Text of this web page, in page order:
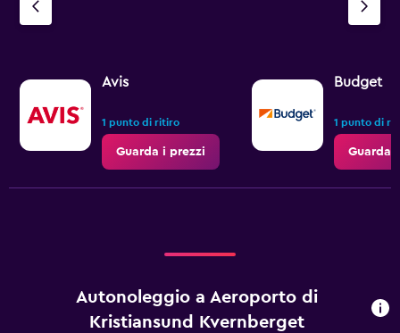
Avis
1 punto di ritiro
Guarda i prezzi
Budget
1 punto di
Guarda
Autonoleggio a Aeroporto di
Kristiansund Kvernberget